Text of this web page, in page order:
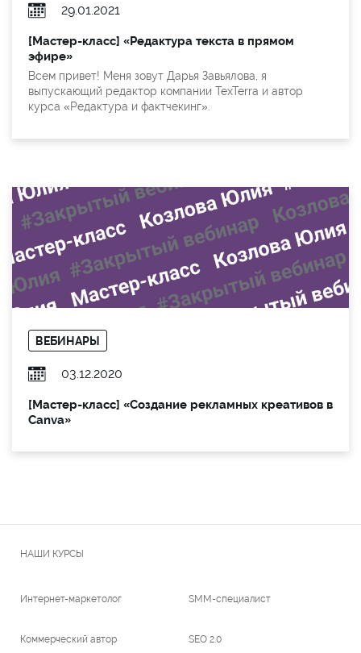
29.01.2021
[Мастер-класс] «Редактура текста в прямом
эфире»
Всем привет! Меня зовут Дарья Завьялова, я
выпускающий редактор компании TexTerra и автор
курса «Редактура и фактчекинг».
ВЕБИНАРЫ
03.12.2020
[Мастер-класс] «Создание рекламных креативов в
Canva»
НАШИ КУРСЫ
Интернет-маркетолог SMM-специалист
Коммерческий автор SEO 2.0